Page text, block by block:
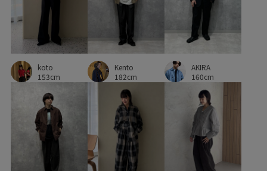
koto
153cm
Kento
182cm
AKIRA
160cm